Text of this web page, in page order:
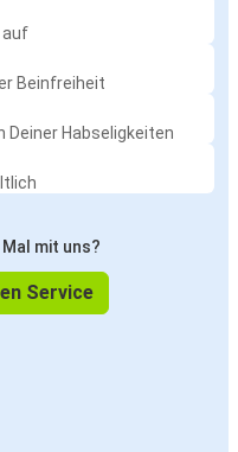
auf
Beinfreiheit
Habseligkeiten
mit uns?
Service